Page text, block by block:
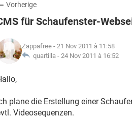
Vorherige
für Schaufenster-
Zappafree - 21 Nov 2011 à 11:58
quartilla - 24 Nov 2011 à 16:52
plane die Erstellung einer
Videosequenzen.